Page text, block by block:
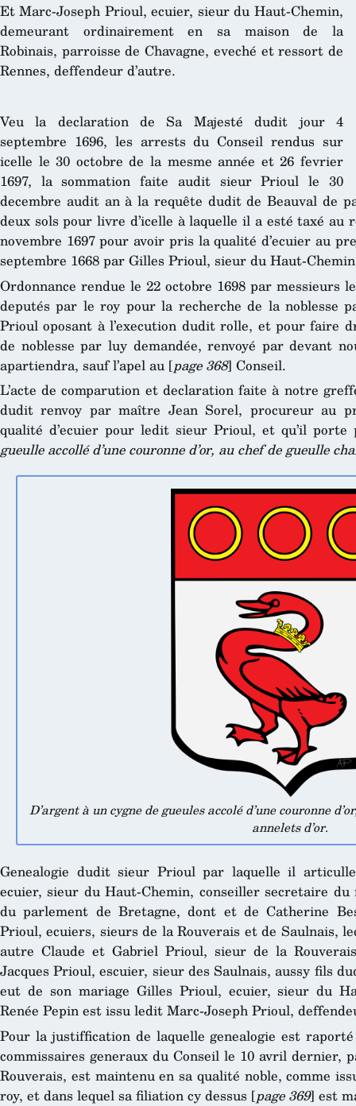
Et Marc-Joseph Prioul, ecuier, sieur du Haut-Chemin,
demeurant ordinairement en sa maison de la
Robinais, parroisse de Chavagne, eveché et ressort de
Rennes, deffendeur d’autre.
Veu la declaration de Sa Majesté dudit jour 4
septembre 1696, les arrests du Conseil rendus sur
icelle le 30 octobre de la mesme année et 26 fevrier
1697, la sommation faite audit sieur Prioul le 30
decembre audit an à la requête dudit de Beauval de
deux sols pour livre d’icelle à laquelle il a esté taxé
novembre 1697 pour avoir pris la qualité d’ecuier au
septembre 1668 par Gilles Prioul, sieur du Haut-
Ordonnance rendue le 22 octobre 1698 par messieurs
deputés par le roy pour la recherche de la noblesse
Prioul oposant à l’execution dudit rolle, et pour faire
de noblesse par luy demandée, renvoyé par devant
apartiendra, sauf l’apel au [page 368] Conseil.
L’acte de comparution et declaration faite à notre
dudit renvoy par maître Jean Sorel, procureur au
qualité d’ecuier pour ledit sieur Prioul, et qu’il
gueulle accollé d’une couronne d’or, au chef de gueulle
D’argent à un cygne de gueules accolé d’une couronne
annelets d’or.
Genealogie dudit sieur Prioul par laquelle il
ecuier, sieur du Haut-Chemin, conseiller secretaire
du parlement de Bretagne, dont et de Catherine
Prioul, ecuiers, sieurs de la Rouverais et de Saulnais,
autre Claude et Gabriel Prioul, sieur de la
Jacques Prioul, escuier, sieur des Saulnais, aussy fils
eut de son mariage Gilles Prioul, ecuier, sieur du
Renée Pepin est issu ledit Marc-Joseph Prioul,
Pour la justiffication de laquelle genealogie est
commissaires generaux du Conseil le 10 avril dernier,
Rouverais, est maintenu en sa qualité noble, comme
roy, et dans lequel sa filiation cy dessus [page 369] est